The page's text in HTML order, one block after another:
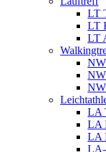
LT
LT
LT
LA
LA
LA
LA-